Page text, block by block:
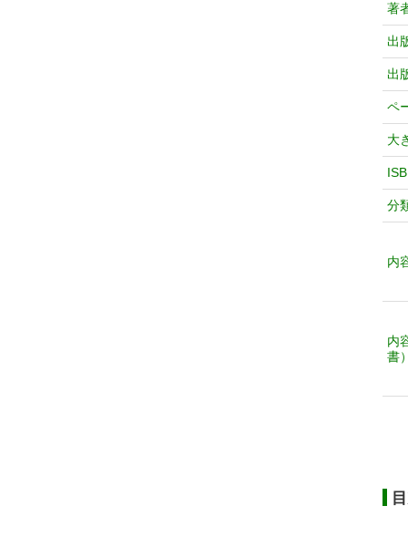
著
出
出
ペ
大
分
内
内
書